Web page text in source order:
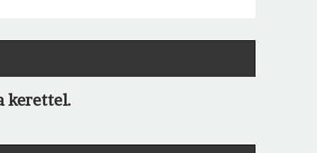
kerettel.